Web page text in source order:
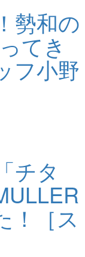
勢和の
てき
フ小野
チタ
！［ス